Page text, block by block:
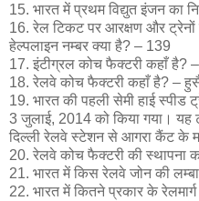
15. भारत में प्रथम विद्युत इंजन का
16. रेल टिकट पर आरक्षण और
हेल्पलाइन नम्बर क्या है? – 139
17. इंटीग्रल कोच फैक्टरी कहाँ है?
18. रेलवे कोच फैक्टरी कहाँ है? –
19. भारत की पहली सेमी हाई स्पीड
3 जुलाई, 2014 को किया गया। यह
दिल्ली रेलवे स्टेशन से आगरा कैंट के
20. रेलवे कोच फैक्टरी की स्थापना
21. भारत में किस रेलवे जोन की
22. भारत में कितने प्रकार के